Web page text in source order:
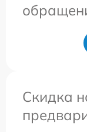
Скидка